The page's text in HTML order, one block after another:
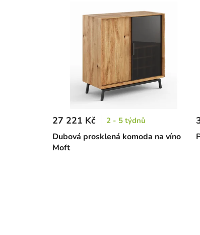
Dubová prosklená komoda na víno
Moft
27 221 Kč 2 - 5 týdnů